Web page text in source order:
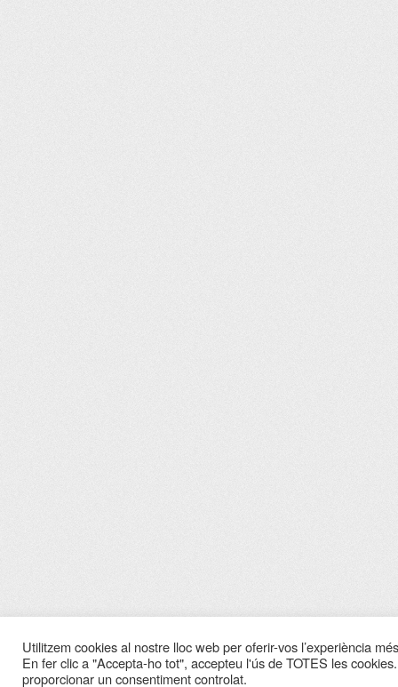
Utilitzem cookies al nostre lloc web per oferir-vos l’experiència
En fer clic a "Accepta-ho tot", accepteu l'ús de TOTES les
proporcionar un consentiment controlat.